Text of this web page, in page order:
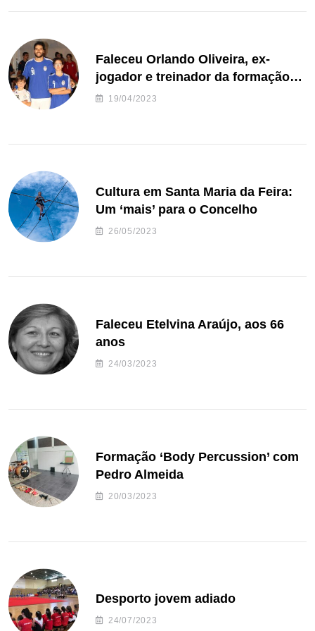
Faleceu Orlando Oliveira, ex-
jogador e treinador da formação
de andebol do Feirense
19/04/2023
Cultura em Santa Maria da Feira:
Um ‘mais’ para o Concelho
26/05/2023
Faleceu Etelvina Araújo, aos 66
anos
24/03/2023
Formação ‘Body Percussion’ com
Pedro Almeida
20/03/2023
Desporto jovem adiado
24/07/2023